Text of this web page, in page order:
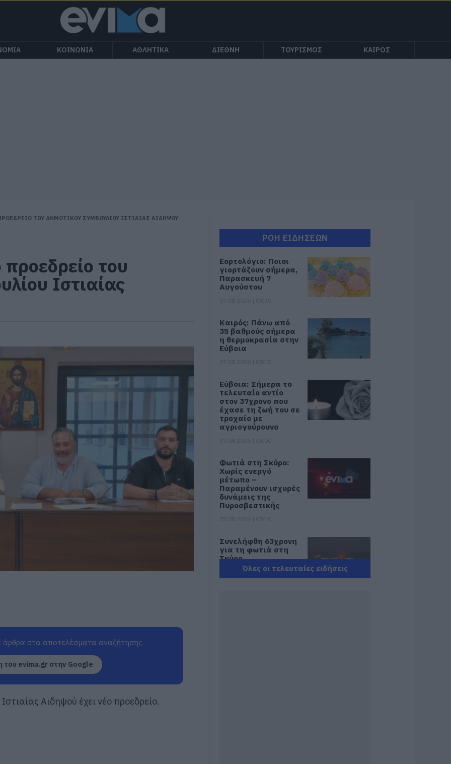
ΚΟΙΝΩΝΙΑ ΑΘΛΗΤΙΚΑ ΔΙΕΘΝΗ ΤΟΥΡΙΣΜΟΣ ΚΑΙΡΟΣ
ΤΟΥ ΔΗΜΟΤΙΚΟΥ ΣΥΜΒΟΥΛΙΟΥ ΙΣΤΙΑΙΑΣ ΑΙΔΗΨΟΥ
προεδρείο του
Ιστιαίας
στα αποτελέσματα αναζήτησης
του evima.gr στην Google
Αιδηψού έχει νέο προεδρείο.
ΡΟΗ ΕΙΔΗΣΕΩΝ
Εορτολόγιο: Ποιοι
γιορτάζουν σήμερα,
Παρασκευή 7
Αυγούστου
Καιρός: Πάνω από
35 βαθμούς σήμερα
η θερμοκρασία στην
Εύβοια
Εύβοια: Σήμερα το
τελευταίο αντίο
στον 37χρονο που
έχασε τη ζωή του σε
τροχαίο με
αγριογούρουνο
Φωτιά στη Σκύρο:
Χωρίς ενεργό
μέτωπο –
Παραμένουν ισχυρές
δυνάμεις της
Πυροσβεστικής
Συνελήφθη 63χρονη
για τη φωτιά στη
Σκύρο
06.08.2026 | 23:15
Όλες οι τελευταίες ειδήσεις